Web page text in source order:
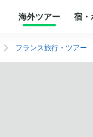
海外ツアー 宿・
フランス旅行・ツアー